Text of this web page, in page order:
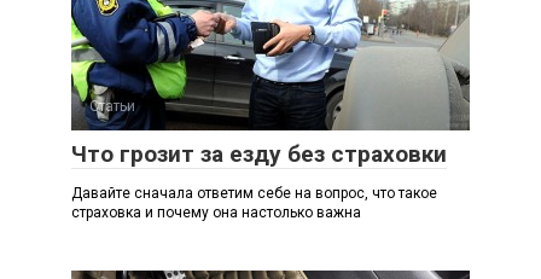
Статьи
Что грозит за езду без страховки
Давайте сначала ответим себе на вопрос, что такое
страховка и почему она настолько важна